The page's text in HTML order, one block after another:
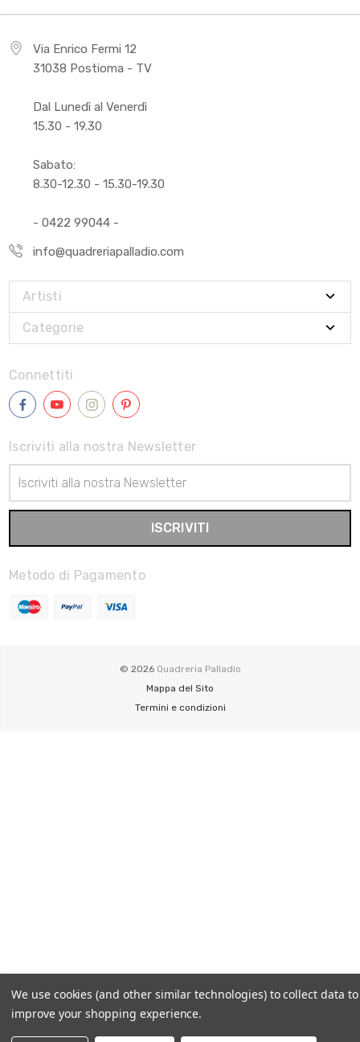
Via Enrico Fermi 12
31038 Postioma - TV
Dal Lunedì al Venerdì
15.30 - 19.30
Sabato:
8.30-12.30 - 15.30-19.30
- 0422 99044 -
info@quadreriapalladio.com
Artisti
Categorie
Connettiti
Iscriviti alla nostra Newsletter
Email
Metodo di Pagamento
© 2026 Quadreria Palladio
Mappa del Sito
Termini e condizioni
We use cookies (and other similar technologies) to collect data to
improve your shopping experience.